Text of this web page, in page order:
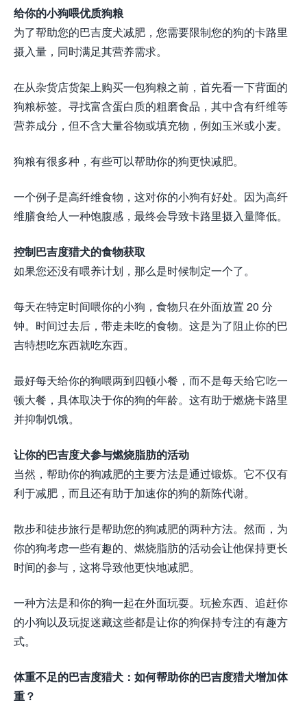
给你的小狗喂优质狗粮
为了帮助您的巴吉度犬减肥，您需要限制您的狗的卡路里
摄入量，同时满足其营养需求。
在从杂货店货架上购买一包狗粮之前，首先看一下背面的
狗粮标签。寻找富含蛋白质的粗磨食品，其中含有纤维等
营养成分，但不含大量谷物或填充物，例如玉米或小麦。
狗粮有很多种，有些可以帮助你的狗更快减肥。
一个例子是高纤维食物，这对你的小狗有好处。因为高纤
维膳食给人一种饱腹感，最终会导致卡路里摄入量降低。
控制巴吉度猎犬的食物获取
如果您还没有喂养计划，那么是时候制定一个了。
每天在特定时间喂你的小狗，食物只在外面放置 20 分
钟。时间过去后，带走未吃的食物。这是为了阻止你的巴
吉特想吃东西就吃东西。
最好每天给你的狗喂两到四顿小餐，而不是每天给它吃一
顿大餐，具体取决于你的狗的年龄。这有助于燃烧卡路里
并抑制饥饿。
让你的巴吉度犬参与燃烧脂肪的活动
当然，帮助你的狗减肥的主要方法是通过锻炼。它不仅有
利于减肥，而且还有助于加速你的狗的新陈代谢。
散步和徒步旅行是帮助您的狗减肥的两种方法。然而，为
你的狗考虑一些有趣的、燃烧脂肪的活动会让他保持更长
时间的参与，这将导致他更快地减肥。
一种方法是和你的狗一起在外面玩耍。玩捡东西、追赶你
的小狗以及玩捉迷藏这些都是让你的狗保持专注的有趣方
式。
体重不足的巴吉度猎犬：如何帮助你的巴吉度猎犬增加体
重？